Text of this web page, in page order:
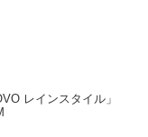
レインスタイル」